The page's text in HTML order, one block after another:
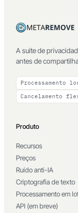
A suíte de
antes de
Processamento
Cancelamento
Produto
Recursos
Preços
Ruído anti-IA
Criptografia de texto
Processamento em
API (em breve)